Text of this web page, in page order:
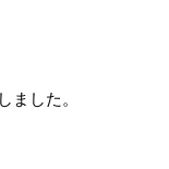
ました。